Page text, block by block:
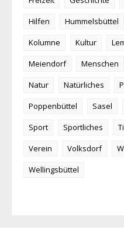
Hilfen
Hummelsbüttel
Kolumne
Kultur
Meiendorf
Menschen
Natur
Natürliches
Poppenbüttel
Sasel
Sport
Sportliches
Verein
Volksdorf
Wellingsbüttel